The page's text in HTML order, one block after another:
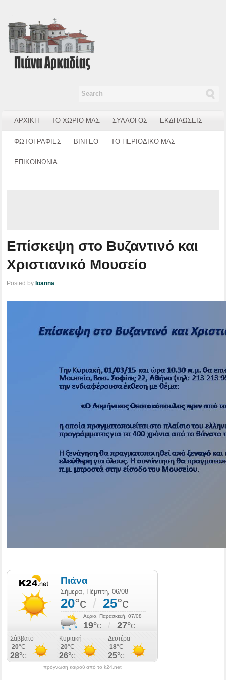
ΑΡΧΙΚΗ ΤΟ ΧΩΡΙΟ ΜΑΣ ΣΥΛΛΟΓΟΣ ΕΚΔΗΛΩΣΕΙΣ
ΦΩΤΟΓΡΑΦΙΕΣ ΒΙΝΤΕΟ ΤΟ ΠΕΡΙΟΔΙΚΟ ΜΑΣ
ΕΠΙΚΟΙΝΩΝΙΑ
Επίσκεψη στο Βυζαντινό και
Χριστιανικό Μουσείο
Posted by Ioanna
πρόγνωση καιρού από το k24.net